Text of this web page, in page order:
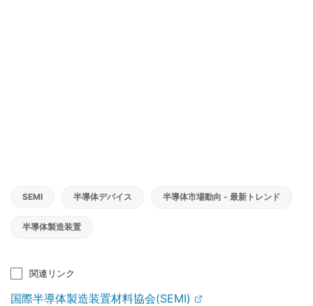
SEMI 半導体デバイス 半導体市場動向 - 最新トレンド
半導体製造装置
関連リンク
国際半導体製造装置材料協会(SEMI)